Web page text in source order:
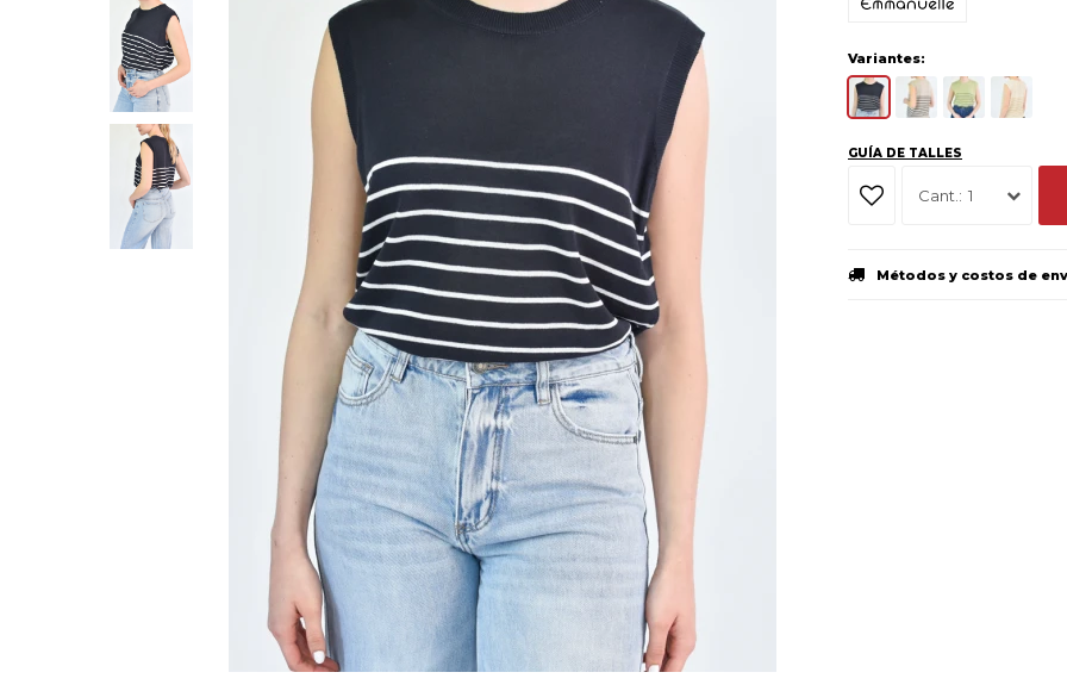
Variantes:
GUÍA DE TALLES
1
Métodos y costos de